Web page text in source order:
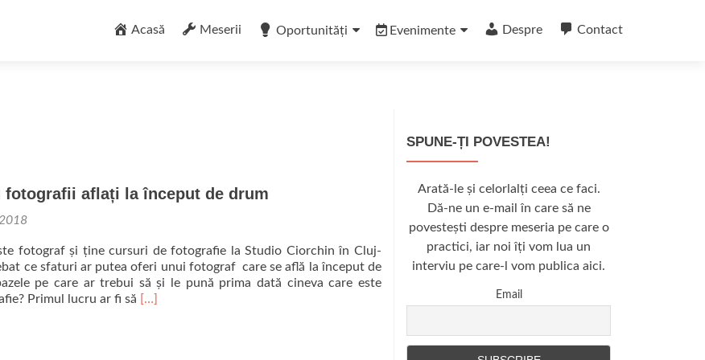
la
Acasă Meserii Oportunități Evenimente Despre Contact
fotografii aflați la început de drum
fotograf și ține cursuri de fotografie la Studio Ciorchin în Cluj-
ce sfaturi ar putea oferi unui fotograf care se află la început de
pe care ar trebui să și le pună prima dată cineva care este
Primul lucru ar fi să Read more about Sfaturi pentru fotografii aflați la început de drum
[…]
SPUNE-ȚI POVESTEA!
Arată-le și celorlalți ceea ce faci.
Dă-ne un e-mail în care să ne
povestești despre meseria pe care o
practici, iar noi îți vom lua un
interviu pe care-l vom publica aici.
Email